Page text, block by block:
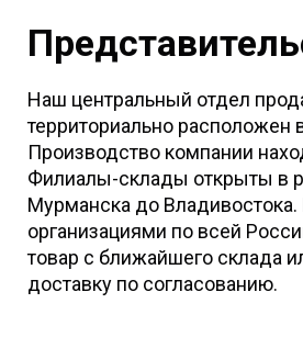
Наш центральный отдел
территориально расположен
Производство компании
Филиалы-склады открыты в
Мурманска до
организациями по всей
товар с ближайшего склада
доставку по согласованию.